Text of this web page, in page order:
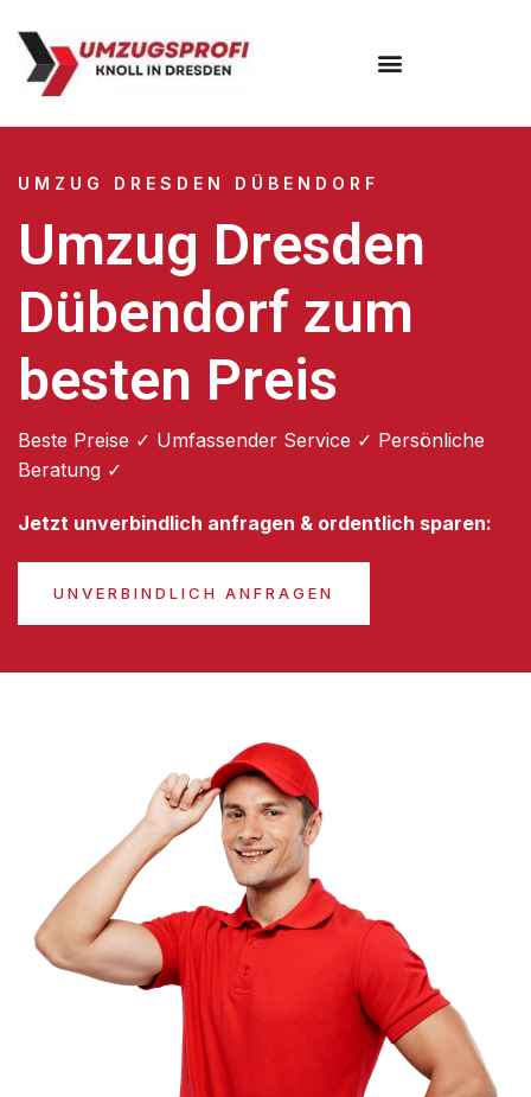
UMZUG DRESDEN DÜBENDORF
Umzug Dresden
Dübendorf zum
besten Preis
Beste Preise ✓ Umfassender Service ✓ Persönliche
Beratung ✓
Jetzt unverbindlich anfragen & ordentlich sparen:
UNVERBINDLICH ANFRAGEN